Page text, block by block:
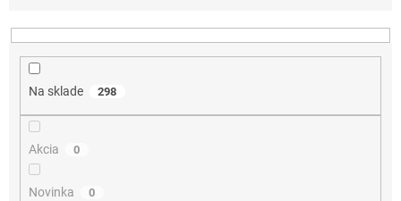
n
Na sklade 298
Akcia 0
Novinka 0